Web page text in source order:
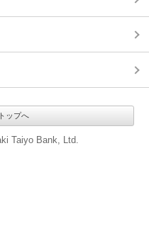
ップへ
Taiyo Bank, Ltd.